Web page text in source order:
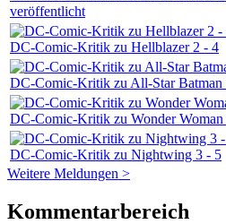
veröffentlicht
DC-Comic-Kritik zu Hellblazer 2 - 4
DC-Comic-Kritik zu All-Star
DC-Comic-Kritik zu Wonder Woman
DC-Comic-Kritik zu Nightwing 3 - 5
Weitere Meldungen >
Kommentarbereich